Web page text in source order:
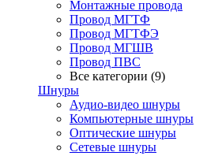
Монтажные провода
Провод МГТФ
Провод МГТФЭ
Провод МГШВ
Провод ПВС
Все категории (9)
Шнуры
Аудио-видео шнуры
Компьютерные шнуры
Оптические шнуры
Сетевые шнуры